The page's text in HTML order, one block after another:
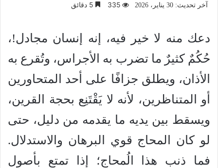
آخر تحديث: 30 يناير، 2026 335
دعك منه لا خير فيه، إنه إنسان مجادل!،
حُكُمٌ كثيرٌ ما تضرب به الأجراس، وتُقرع به
الأذان، ويطلق جزافًا على أحد المتحاورين
أو المتناظرين، لأنه لا يَقْتَنِع بحجة القرين،
ويسقط بين يديه ما يقدمه من دليل، حتى
لو كان المحاج قوي البرهان والاستدلال.
فما ذنب هذا الُمحاج؛ إذا تمتع بأصول